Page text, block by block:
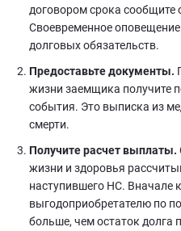
договором срока сообщите
Своевременное
долговых обязательств.
Предоставьте документы.
жизни заемщика получите
события. Это выписка из
смерти.
Получите расчет выплаты.
жизни и здоровья
наступившего НС. Вначале
выгодоприобретателю по
больше, чем остаток долга